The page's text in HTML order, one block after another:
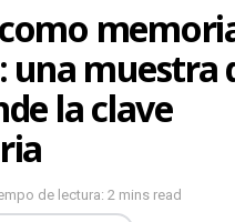
una muestra
la clave
de lectura: 2 mins read